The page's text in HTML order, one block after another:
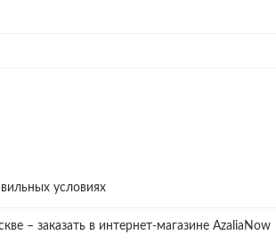
условиях
– заказать в интернет-магазине AzaliaNow